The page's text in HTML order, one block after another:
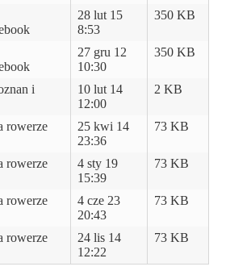
28 lut 15
8:53
350 KB
27 gru 12
10:30
350 KB
i
10 lut 14
12:00
2 KB
rowerze
25 kwi 14
23:36
73 KB
rowerze
4 sty 19
15:39
73 KB
rowerze
4 cze 23
20:43
73 KB
rowerze
24 lis 14
12:22
73 KB